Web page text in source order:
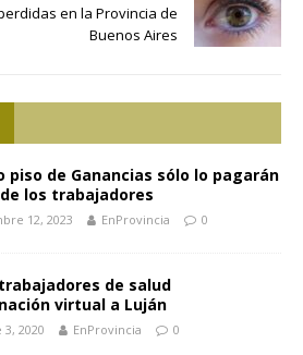
en la Provincia de
Buenos Aires
piso de Ganancias sólo lo pagarán
los trabajadores
12, 2023 EnProvincia 0
de salud
virtual a Luján
2020 EnProvincia 0